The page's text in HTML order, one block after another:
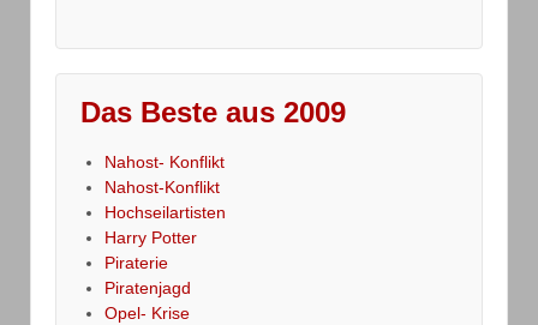
Das Beste aus 2009
Nahost- Konflikt
Nahost-Konflikt
Hochseilartisten
Harry Potter
Piraterie
Piratenjagd
Opel- Krise